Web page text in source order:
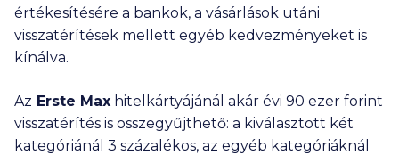
értékesítésére a bankok, a vásárlások utáni
visszatérítések mellett egyéb kedvezményeket is
kínálva.
Az Erste Max hitelkártyájánál akár évi 90 ezer forint
visszatérítés is összegyűjthető: a kiválasztott két
kategóriánál 3 százalékos, az egyéb kategóriáknál